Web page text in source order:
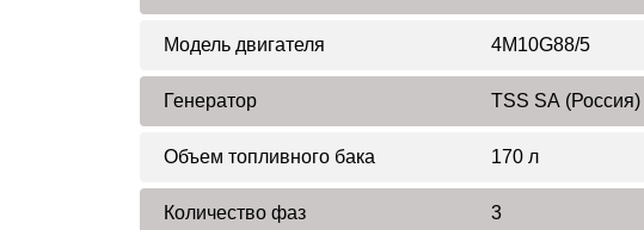
Модель двигателя 4M10G88/5
Генератор TSS SA (Россия)
Объем топливного бака 170 л
Количество фаз 3